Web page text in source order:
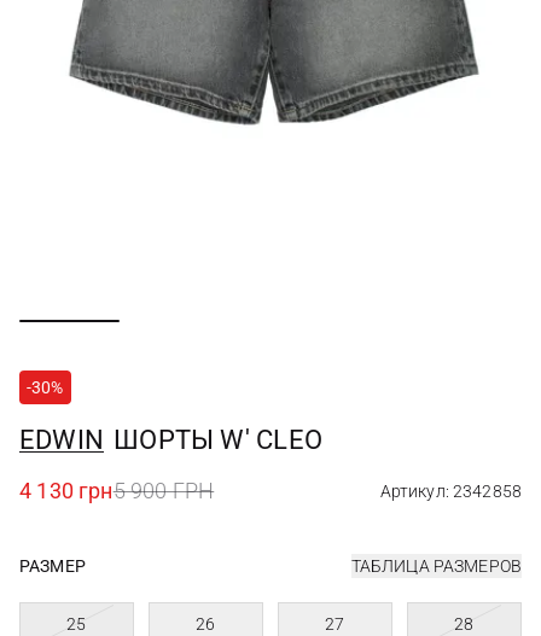
-30%
EDWIN ШОРТЫ W' CLEO
4 130 грн5 900 ГРН Артикул: 2342858
РАЗМЕР ТАБЛИЦА РАЗМЕРОВ
25 26 27 28